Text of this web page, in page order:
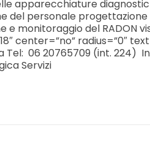
apparecchiature
del personale
monitoraggio del RADON
center=”no” radius=”0″
Tel: 06 20765709 (int. 224)
Servizi